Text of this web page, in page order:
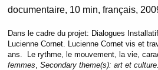
documentaire 10 min français
Dans le cadre du projet: Dialogues
Lucienne Cornet. Lucienne Cornet vis et
ans. Le rythme, le mouvement, la vie,
femmes Secondary theme(s): art et culture.